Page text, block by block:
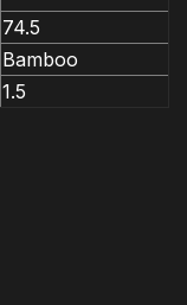
74.5
Bamboo
1.5